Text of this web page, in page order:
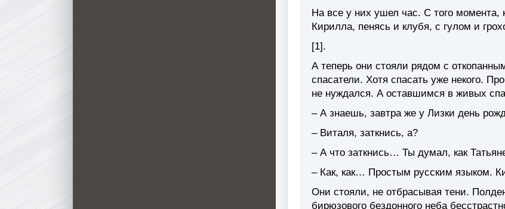
На все у них ушел час. С того момента,
Кирилла, пенясь и клубя, с гулом и
[1].
А теперь они стояли рядом с
спасатели. Хотя спасать уже некого.
не нуждался. А оставшимся в живых
– А знаешь, завтра же у Лизки день
– Виталя, заткнись, а?
– А что заткнись… Ты думал, как
– Как, как… Простым русским языком.
Они стояли, не отбрасывая тени.
бирюзового бездонного неба